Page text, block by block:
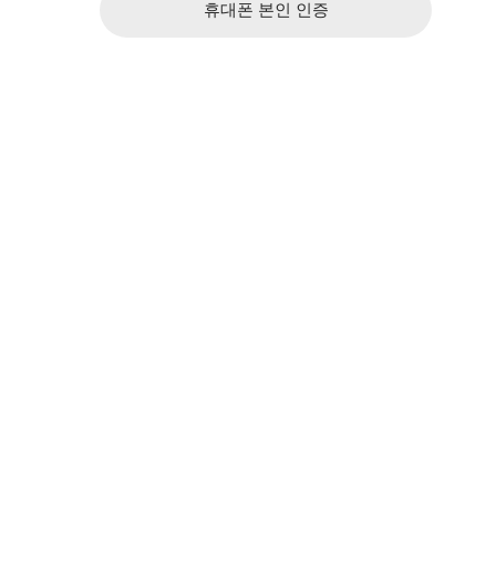
휴대폰 본인 인증